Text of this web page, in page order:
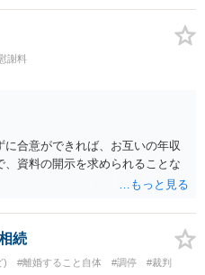
謝料
合意ができれば、お互いの年収
資料の開示を求められることな
続
) #離婚すること自体 #調停
#裁判